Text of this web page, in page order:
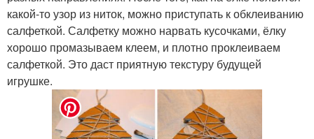
какой-то узор из ниток, можно приступать к обклеиванию
салфеткой. Салфетку можно нарвать кусочками, ёлку
хорошо промазываем клеем, и плотно проклеиваем
салфеткой. Это даст приятную текстуру будущей
игрушке.